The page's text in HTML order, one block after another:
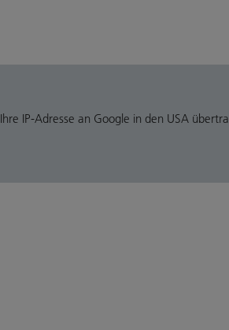
IP-Adresse an Google in den USA